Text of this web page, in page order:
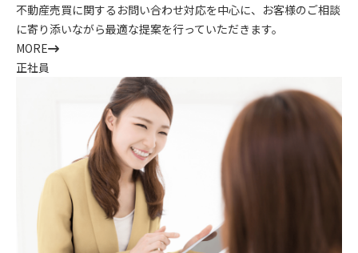
不動産売買に関するお問い合わせ対応を中心に、お客様のご相談
に寄り添いながら最適な提案を行っていただきます。
MORE
正社員